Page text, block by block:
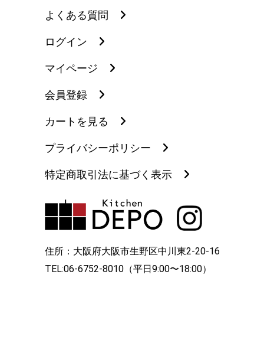
住所：大阪府大阪市生野区中川東2-20-16
TEL:06-6752-8010（平日9:00〜18:00）
よくある質問
ログイン
マイページ
会員登録
カートを見る
プライバシーポリシー
特定商取引法に基づく表示